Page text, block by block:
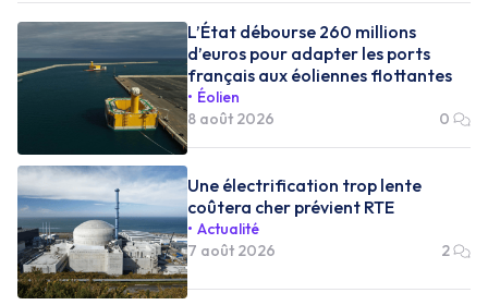
L’État débourse 260 millions
d’euros pour adapter les ports
français aux éoliennes flottantes
Éolien
8 août 2026
0
Une électrification trop lente
coûtera cher prévient RTE
Actualité
7 août 2026
2